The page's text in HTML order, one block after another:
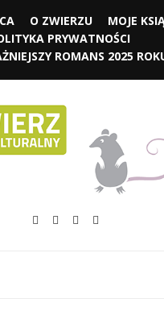
O ZWIERZU
MOJE
PRYWATNOŚCI
ROMANS 2025